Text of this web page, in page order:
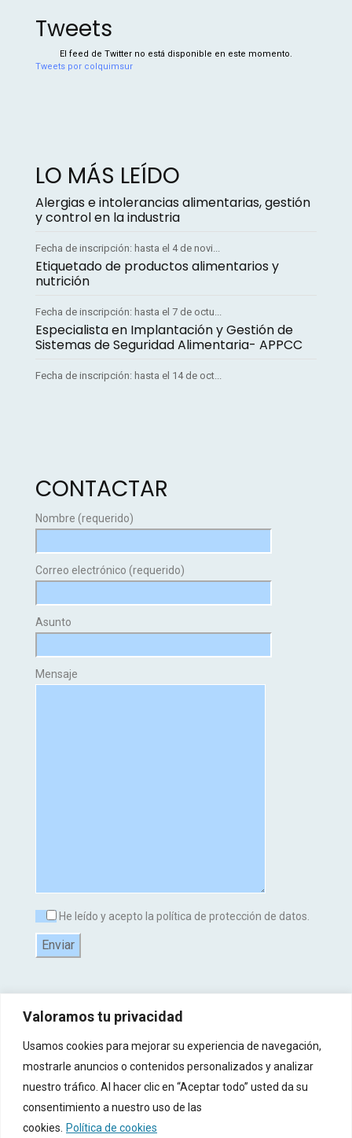
Valoramos tu privacidad
Usamos cookies para mejorar su experiencia de navegación,
mostrarle anuncios o contenidos personalizados y analizar
nuestro tráfico. Al hacer clic en “Aceptar todo” usted da su
consentimiento a nuestro uso de las
cookies. Política de cookies
Tweets
El feed de Twitter no está disponible en este momento.
Tweets por colquimsur
LO MÁS LEÍDO
Alergias e intolerancias alimentarias, gestión
y control en la industria
Fecha de inscripción: hasta el 4 de novi...
Etiquetado de productos alimentarios y
nutrición
Fecha de inscripción: hasta el 7 de octu...
Especialista en Implantación y Gestión de
Sistemas de Seguridad Alimentaria- APPCC
Fecha de inscripción: hasta el 14 de oct...
CONTACTAR
Nombre (requerido)
Correo electrónico (requerido)
Asunto
Mensaje
He leído y acepto la política de protección de datos.